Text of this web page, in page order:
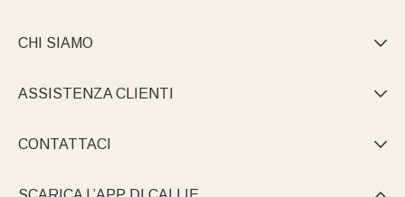
CHI SIAMO 
ASSISTENZA CLIENTI 
CONTATTACI 